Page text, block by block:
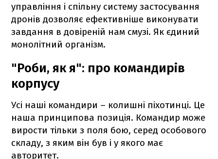
управління і спільну систему застосування
дронів дозволяє ефективніше виконувати
завдання в довіреній нам смузі. Як єдиний
монолітний організм.
"Роби, як я": про командирів
корпусу
Усі наші командири – колишні піхотинці. Це
наша принципова позиція. Командир може
вирости тільки з поля бою, серед особового
складу, з яким він був і у якого має
авторитет.